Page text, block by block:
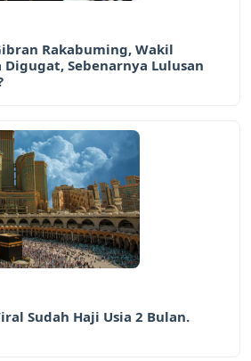
Rakabuming, Wakil
Sebenarnya Lulusan
Sudah Haji Usia 2 Bulan.